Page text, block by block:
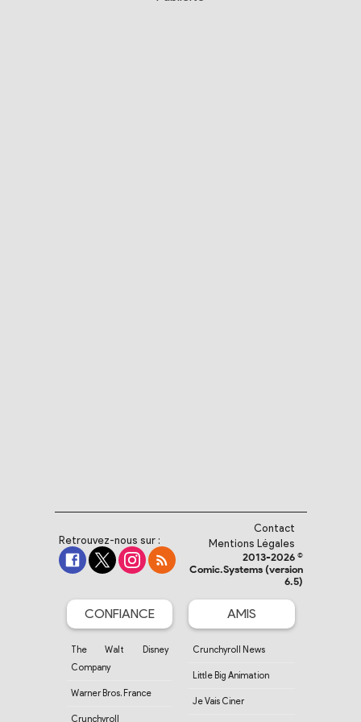
Retrouvez-nous sur :
Contact
Mentions Légales
2013-2026 ©
Comic.Systems (version
6.5)
CONFIANCE
The Walt Disney
Company
Warner Bros. France
Crunchyroll
AMIS
Crunchyroll News
Little Big Animation
Je Vais Ciner